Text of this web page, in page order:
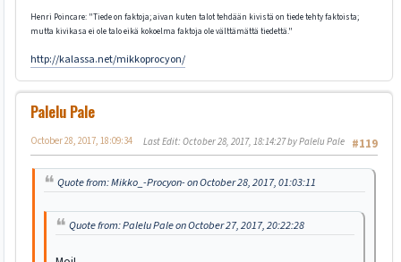
Henri Poincare: "Tiede on faktoja; aivan kuten talot tehdään kivistä on tiede tehty faktoista;
mutta kivikasa ei ole talo eikä kokoelma faktoja ole välttämättä tiedettä."
http://kalassa.net/mikkoprocyon/
Palelu Pale
#119
October 28, 2017, 18:09:34 Last Edit: October 28, 2017, 18:14:27 by Palelu Pale
Quote from: Mikko_-Procyon- on October 28, 2017, 01:03:11
Quote from: Palelu Pale on October 27, 2017, 20:22:28